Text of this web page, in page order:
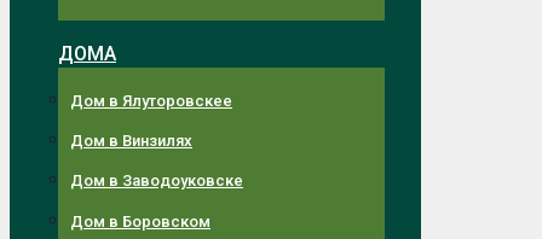
ДОМА
Дом в Ялуторовскее
Дом в Винзилях
Дом в Заводоуковске
Дом в Боровском